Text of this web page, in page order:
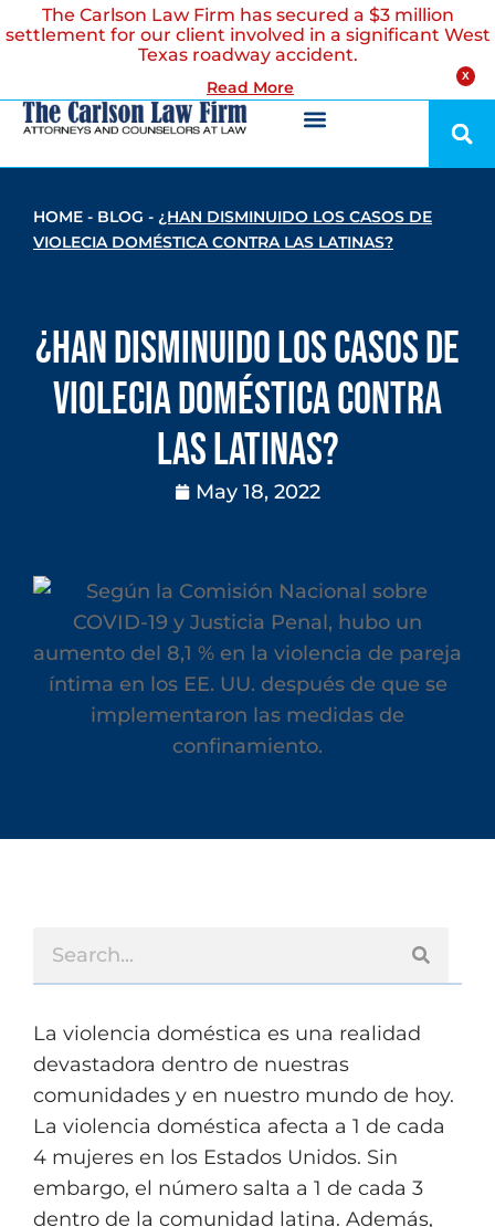
X
The Carlson Law Firm has secured a $3 million
settlement for our client involved in a significant West
Texas roadway accident.
Read More
HOME - BLOG - ¿HAN DISMINUIDO LOS CASOS DE
VIOLECIA DOMÉSTICA CONTRA LAS LATINAS?
¿Han Disminuido los Casos de
Violecia Doméstica Contra
las Latinas?
May 18, 2022
La violencia doméstica es una realidad
devastadora dentro de nuestras
comunidades y en nuestro mundo de hoy.
La violencia doméstica afecta a 1 de cada
4 mujeres en los Estados Unidos. Sin
embargo, el número salta a 1 de cada 3
dentro de la comunidad latina. Además,